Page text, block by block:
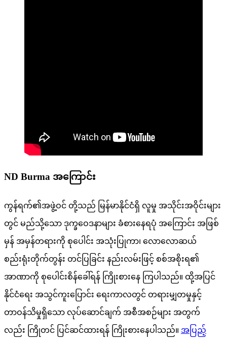
ND Burma အကြောင်း
ကွန်ရက်၏အဖွဲ့ဝင် တို့သည် မြန်မာနိုင်ငံရှိ လူမှု အသိုင်းအဝိုင်းများ
တွင် မည်သို့သော ဒုက္ခဝေဒနာများ ခံစားနေရပုံ အကြောင်း အဖြစ်
မှန် အမှန်တရားကို စုပေါင်း အသုံးပြုကာ၊ လောလောဆယ်
စည်းရုံးတိုက်တွန်း တင်ပြခြင်း နည်းလမ်းဖြင့် စစ်အစိုးရ၏
အာဏာကို စုပေါင်းစိန်ခေါ်ရန် ကြိုးစားနေ ကြပါသည်။ ထို့အပြင်
နိုင်ငံရေး အသွင်ကူးပြောင်း ရေးကာလတွင် တရားမျှတမှုနှင့်
တာဝန်သိမှုရှိသော လုပ်ဆောင်ချက် အစီအစဉ်များ အတွက်
လည်း ကြိုတင် ပြင်ဆင်ထားရန် ကြိုးစားနေပါသည်။ အပြည့်